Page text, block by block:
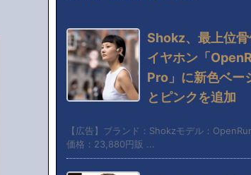
Shokz、最上位
イヤホン「
Pro」に新色ベー
とピンクを追加
【広告】ブランド：Shokzモデル：
価格：23,880円販 ...